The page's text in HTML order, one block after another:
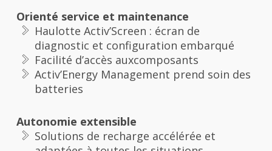
Orienté service et maintenance
Haulotte Activ’Screen : écran de
diagnostic et configuration embarqué
Facilité d’accès auxcomposants
Activ’Energy Management prend soin des
batteries
Autonomie extensible
Solutions de recharge accélérée et